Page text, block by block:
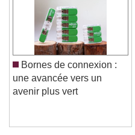
Bornes de connexion :
une avancée vers un